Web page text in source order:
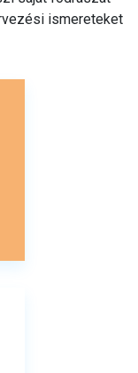
ismereteket